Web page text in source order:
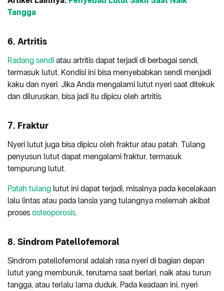
Tangga
6. Artritis
Radang sendi atau artritis dapat terjadi di berbagai sendi,
termasuk lutut. Kondisi ini bisa menyebabkan sendi menjadi
kaku dan nyeri. Jika Anda mengalami lutut nyeri saat ditekuk
dan diluruskan, bisa jadi itu dipicu oleh artritis.
7. Fraktur
Nyeri lutut juga bisa dipicu oleh fraktur atau patah. Tulang
penyusun lutut dapat mengalami fraktur, termasuk
tempurung lutut.
Patah tulang lutut ini dapat terjadi, misalnya pada kecelakaan
lalu lintas atau pada lansia yang tulangnya melemah akibat
proses osteoporosis.
8. Sindrom Patellofemoral
Sindrom patellofemoral adalah rasa nyeri di bagian depan
lutut yang memburuk, terutama saat berlari, naik atau turun
tangga, atau terlalu lama duduk. Pada keadaan ini, nyeri